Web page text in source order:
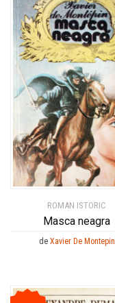
ROMAN ISTORIC
Masca neagra
de Xavier De Montepin